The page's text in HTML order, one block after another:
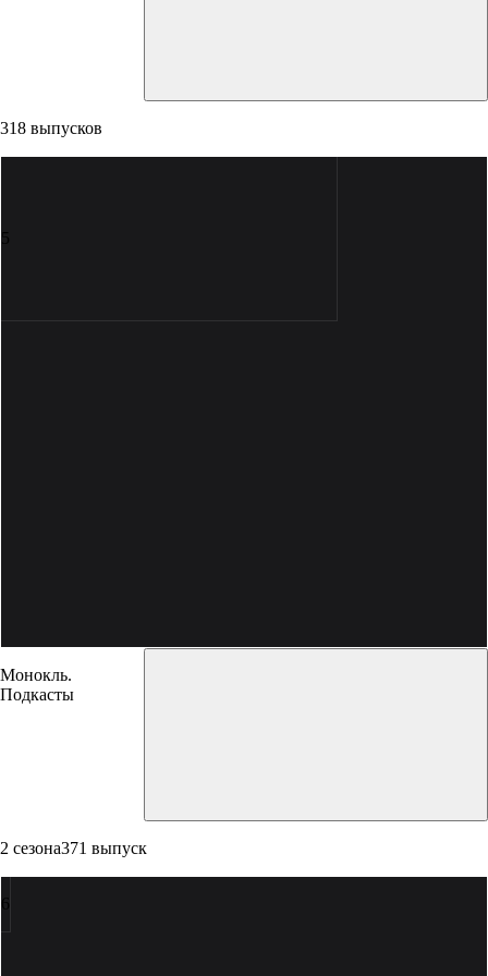
318 выпусков
5
Монокль.
Подкасты
2 сезона371 выпуск
6